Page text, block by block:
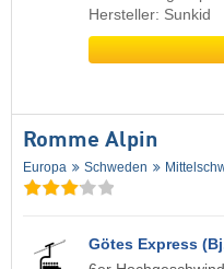
Hersteller: Sunkid
Romme Alpin
Europa Schweden
Götes Express